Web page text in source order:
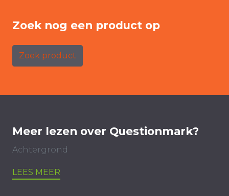
Zoek nog een product op
Zoek product
Meer lezen over Questionmark?
Achtergrond
LEES MEER